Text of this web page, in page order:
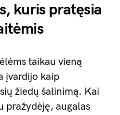
kuris pratęsia
taikau vieną
įvardijo kaip
žiedų šalinimą. Kai
pražydėję, augalas